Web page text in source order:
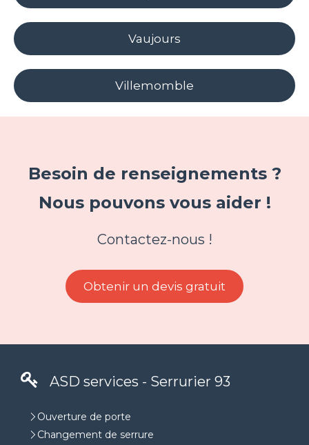
Vaujours
Villemomble
Besoin de renseignements ?
Nous pouvons vous aider !
Contactez-nous !
Obtenir un devis gratuit
ASD services - Serrurier 93
Ouverture de porte
Changement de serrure